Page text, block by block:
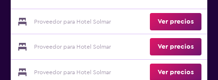
Proveedor para Hotel Solmar Ver precios
Proveedor para Hotel Solmar Ver precios
Proveedor para Hotel Solmar Ver precios